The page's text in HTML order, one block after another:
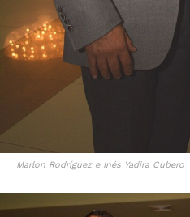
Marlon Rodríguez e Inés Yadira Cubero